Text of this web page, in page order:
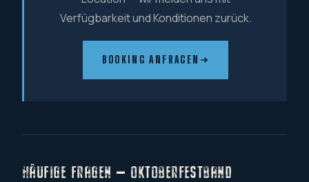
Verfügbarkeit und Konditionen zurück.
BOOKING ANFRAGEN
HÄUFIGE FRAGEN — OKTOBERFESTBAND